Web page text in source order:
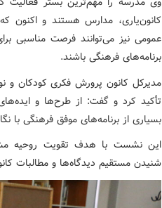
کانون‌یاری، مدارس هستند و اکنون
عمومی نیز می‌توانند فرصت مناسبی
برنامه‌های فرهنگی باشند.
مدیرکل کانون پرورش فکری کودکان و
تأکید کرد و گفت: از طرح‌ها و
بسیاری از برنامه‌های موفق فرهنگی با
این نشست با هدف تقویت روحیه
شنیدن مستقیم دیدگاه‌ها و مطالبات